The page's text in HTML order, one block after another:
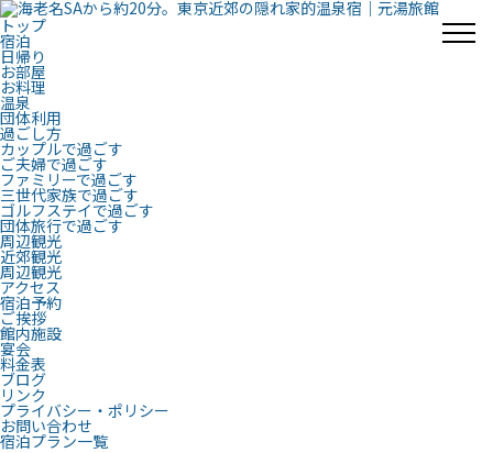
トップ
宿泊
日帰り
お部屋
お料理
温泉
団体利用
過ごし方
カップルで過ごす
ご夫婦で過ごす
ファミリーで過ごす
三世代家族で過ごす
ゴルフステイで過ごす
団体旅行で過ごす
周辺観光
近郊観光
周辺観光
アクセス
宿泊予約
ご挨拶
館内施設
宴会
料金表
ブログ
リンク
プライバシー・ポリシー
お問い合わせ
宿泊プラン一覧